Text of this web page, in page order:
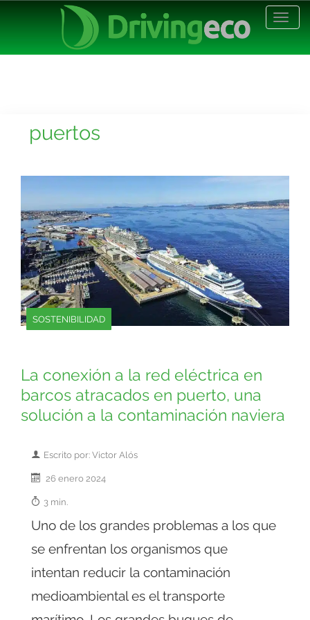
puertos
SOSTENIBILIDAD
La conexión a la red eléctrica en
barcos atracados en puerto, una
solución a la contaminación naviera
Escrito por: Victor Alós
26 enero 2024
3 min.
Uno de los grandes problemas a los que
se enfrentan los organismos que
intentan reducir la contaminación
medioambiental es el transporte